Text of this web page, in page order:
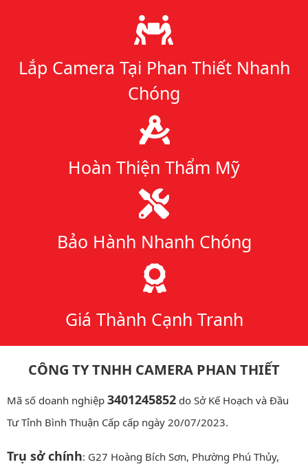
Lý do chọn chúng tôi
Lắp Camera Tại Phan Thiết Nhanh
Chóng
Hoàn Thiện Thẩm Mỹ
Bảo Hành Nhanh Chóng
Giá Thành Cạnh Tranh
CÔNG TY TNHH CAMERA PHAN THIẾT
Mã số doanh nghiệp 3401245852 do Sở Kế Hoạch và Đầu
Tư Tỉnh Bình Thuận Cấp cấp ngày 20/07/2023.
Trụ sở chính: G27 Hoàng Bích Sơn, Phường Phú Thủy,